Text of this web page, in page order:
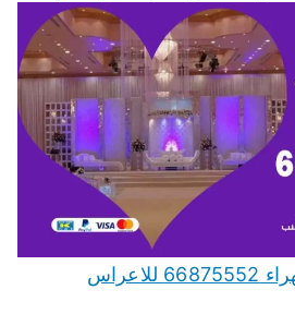
تأجير بست افراح الجهراء 66875552 للاعراس